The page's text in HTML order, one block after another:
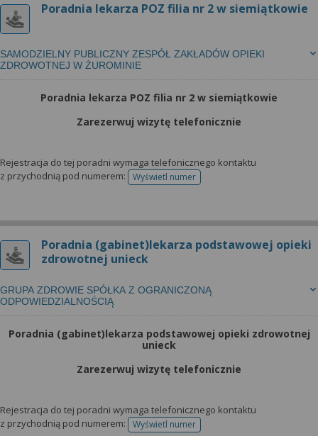
Poradnia lekarza POZ filia nr 2 w siemiątkowie
SAMODZIELNY PUBLICZNY ZESPÓŁ ZAKŁADÓW OPIEKI
ZDROWOTNEJ W ŻUROMINIE
Poradnia lekarza POZ filia nr 2 w siemiątkowie
Zarezerwuj wizytę telefonicznie
Rejestracja do tej poradni wymaga telefonicznego kontaktu
z przychodnią pod numerem:
Wyświetl numertelefonu do rejestracji
Poradnia (gabinet)lekarza podstawowej opieki
zdrowotnej unieck
GRUPA ZDROWIE SPÓŁKA Z OGRANICZONĄ
ODPOWIEDZIALNOŚCIĄ
Poradnia (gabinet)lekarza podstawowej opieki zdrowotnej
unieck
Zarezerwuj wizytę telefonicznie
Rejestracja do tej poradni wymaga telefonicznego kontaktu
z przychodnią pod numerem:
Wyświetl numertelefonu do rejestracji